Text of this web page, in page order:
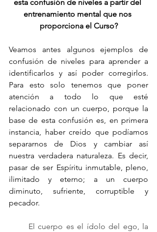
esta confusión de niveles a partir del
entrenamiento mental que nos
proporciona el Curso?
Veamos antes algunos ejemplos de
confusión de niveles para aprender a
identificarlos y así poder corregirlos.
Para esto solo tenemos que poner
atención a todo lo que esté
relacionado con un cuerpo, porque la
base de esta confusión es, en primera
instancia, haber creído que podíamos
separarnos de Dios y cambiar así
nuestra verdadera naturaleza. Es decir,
pasar de ser Espíritu inmutable, pleno,
ilimitado y eterno; a un cuerpo
diminuto, sufriente, corruptible y
pecador.
El cuerpo es el ídolo del ego, la